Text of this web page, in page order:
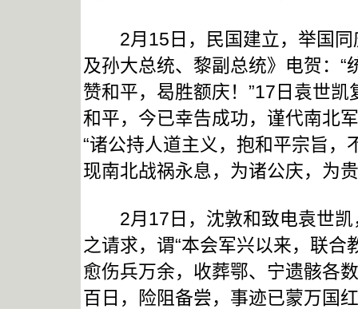
2月15日，民国建立，举国同
及孙大总统、黎副总统》电贺
赞和平，曷胜额庆！”17日袁世
和平，今已幸告成功，谨代南北
“诸公持人道主义，抱和平宗旨
现南北战祸永息，为诸公庆，为
2月17日，沈敦和致电袁世凯
之请求，谓“本会军兴以来，联
愈伤兵万余，收葬鄂、宁遗骸各
百日，险阻备尝，事迹已蒙万国